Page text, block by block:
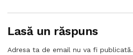
Lasă un răspuns
Adresa ta de email nu va fi publicată.